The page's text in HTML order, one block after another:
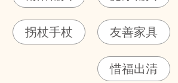
購物須知
門市-聯絡我們
拐杖手杖 友善家具
惜福出清